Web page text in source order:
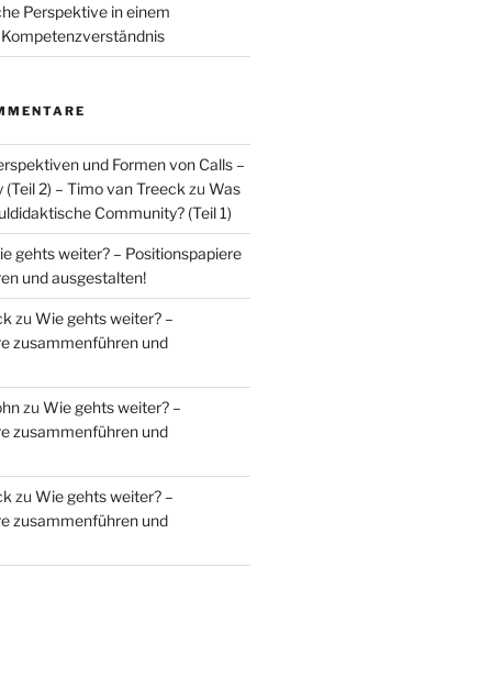
Perspektive in einem
und Formen von Calls –
2) – Timo van Treeck zu Was
Community? (Teil 1)
gehts weiter? – Positionspapiere
und ausgestalten!
zu Wie gehts weiter? –
zusammenführen und
zu Wie gehts weiter? –
zusammenführen und
zu Wie gehts weiter? –
zusammenführen und